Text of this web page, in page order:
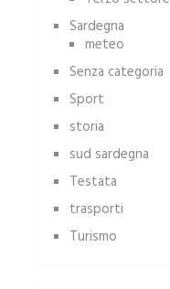
Sardegna
meteo
Senza categoria
Sport
storia
sud sardegna
Testata
trasporti
Turismo